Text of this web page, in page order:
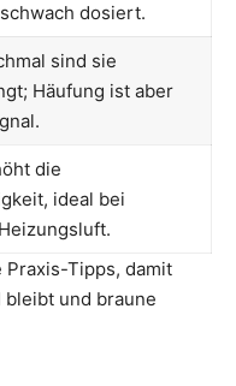
dosiert.
sind sie
Häufung ist aber
die
ideal bei
Praxis-Tipps, damit
und braune